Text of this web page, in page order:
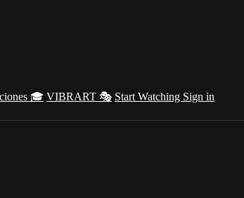
🎓 VIBRART 🎭 Start Watching Sign in